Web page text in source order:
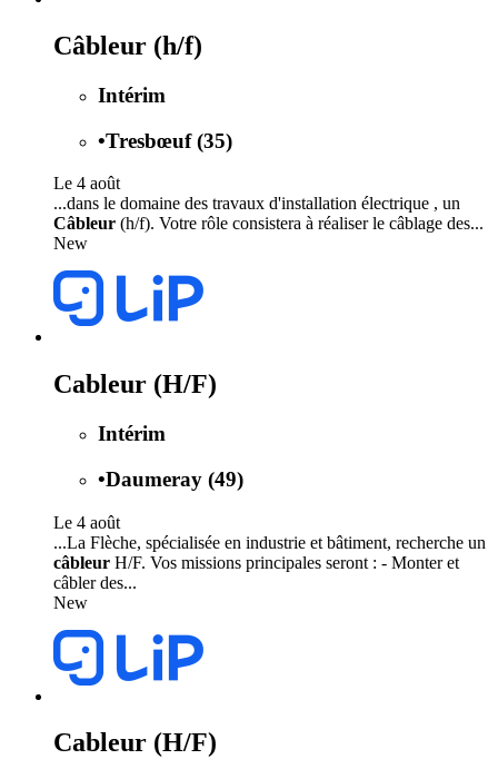
Câbleur (h/f)
Intérim
•Tresbœuf (35)
Le 4 août
...dans le domaine des travaux d'installation électrique , un
Câbleur (h/f). Votre rôle consistera à réaliser le câblage des...
New
Cableur (H/F)
Intérim
•Daumeray (49)
Le 4 août
...La Flèche, spécialisée en industrie et bâtiment, recherche un
câbleur H/F. Vos missions principales seront : - Monter et
câbler des...
New
Cableur (H/F)